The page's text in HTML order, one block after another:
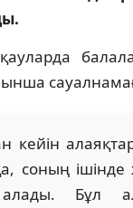
кейін
соның
алады. Бұл